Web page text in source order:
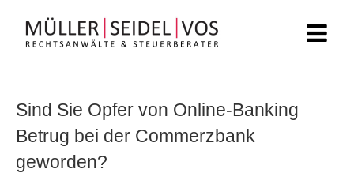
springen
Sind Sie Opfer von Online-Banking
Betrug bei der Commerzbank
geworden?